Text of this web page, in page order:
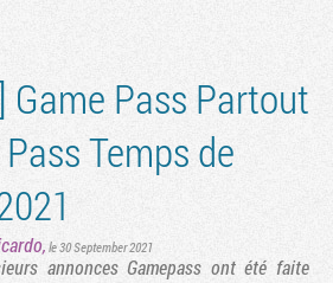
Game Pass Partout
Temps de
, le 30 September 2021
annonces Gamepass ont été faite